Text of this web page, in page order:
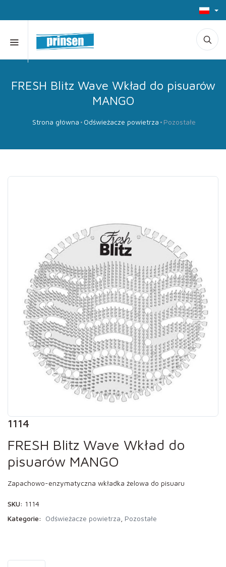
FRESH Blitz Wave Wkład do pisuarów
MANGO
Strona główna Odświeżacze powietrza Pozostałe
1114
FRESH Blitz Wave Wkład do
pisuarów MANGO
Zapachowo-enzymatyczna wkładka żelowa do pisuaru
SKU: 1114
Kategorie: Odświeżacze powietrza Pozostałe